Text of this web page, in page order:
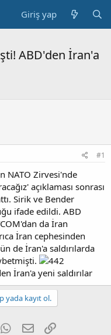
Giriş yap
ABD'den İran'a
#1
NATO Zirvesi'nde
açıklaması sonrası
Sirik ve Bender
ifade edildi. ABD
da İran
İran cephesinden
de İran'a saldırılarda
İran'a yeni saldırılar
yada kayıt ol.
WhatsApp
E-posta